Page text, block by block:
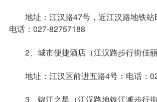
地址：江汉路47号，近江汉路地铁站
电话：027-82757188
2、城市便捷酒店（江汉路步行街佳
地址：江汉区前进五路4号：电话：
3、锦江之星（江汉路地铁江滩步行